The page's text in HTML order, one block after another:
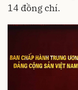
14 đồng chí.